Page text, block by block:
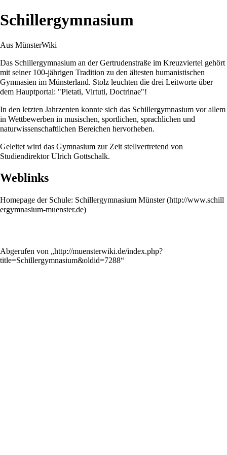
Schillergymnasium
Aus MünsterWiki
Das Schillergymnasium an derGertrudenstraße im Kreuzviertel gehört
mit seiner 100-jährigen Tradition zu den ältesten humanistischen
Gymnasien im Münsterland. Stolz leuchten die drei Leitworte über
dem Hauptportal: "Pietati, Virtuti, Doctrinae"!
In den letzten Jahrzenten konnte sich das Schillergymnasium vor allem
in Wettbewerben in musischen, sportlichen, sprachlichen und
naturwissenschaftlichen Bereichen hervorheben.
Geleitet wird das Gymnasium zur Zeit stellvertretend von
Studiendirektor Ulrich Gottschalk.
Weblinks
Homepage der Schule: Schillergymnasium Münster
Abgerufen von „http://muensterwiki.de/index.php?
title=Schillergymnasium&oldid=7288“